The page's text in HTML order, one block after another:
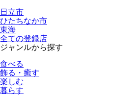
日立市
ひたちなか市
東海
全ての登録店
ジャンルから探す
食べる
飾る・癒す
楽しむ
暮らす